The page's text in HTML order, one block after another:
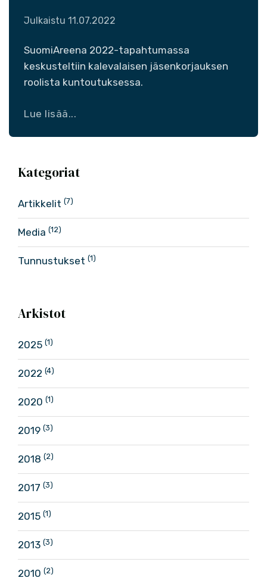
Julkaistu 11.07.2022
SuomiAreena 2022-tapahtumassa
keskusteltiin kalevalaisen jäsenkorjauksen
roolista kuntoutuksessa.
Lue lisää...
Kategoriat
Artikkelit (7)
Media (12)
Tunnustukset (1)
Arkistot
2025 (1)
2022 (4)
2020 (1)
2019 (3)
2018 (2)
2017 (3)
2015 (1)
2013 (3)
2010 (2)